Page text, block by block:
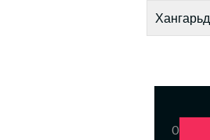
Хангарьд
0